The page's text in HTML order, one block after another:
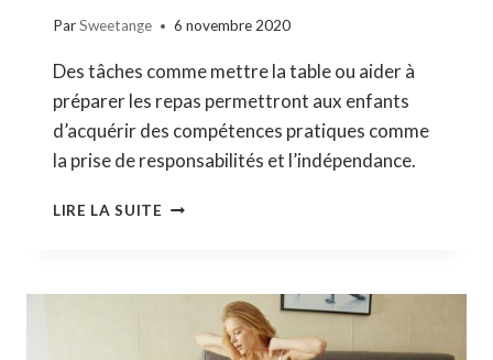
ParSweetange 6 novembre 2020
Des tâches comme mettre la table ou aider à
préparer les repas permettront aux enfants
d’acquérir des compétences pratiques comme
la prise de responsabilités et l’indépendance.
LIRE LA SUITE COMMENT
ENFANTS
CUISINE